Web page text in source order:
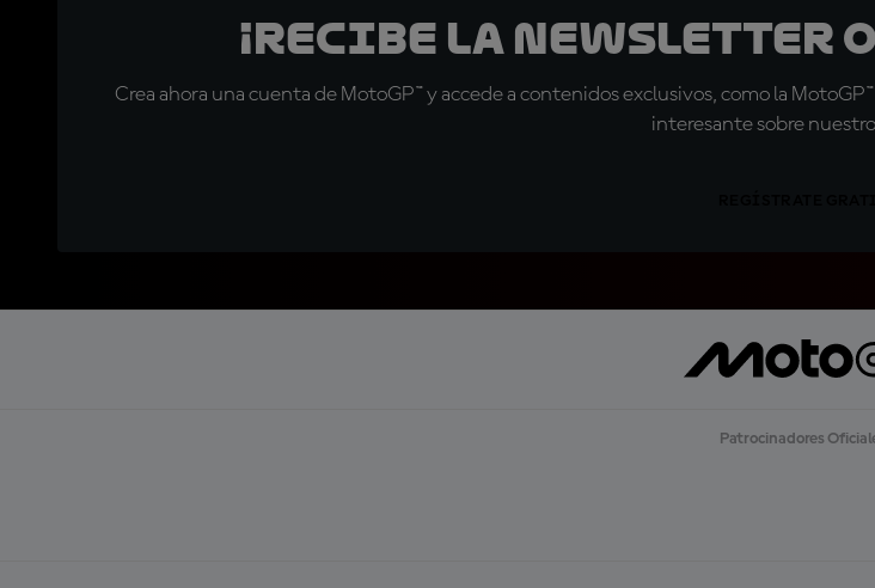
¡Recibe la Newsletter
Crea ahora una cuenta de MotoGP™ y accede a contenidos exclusivos, como la
interesante sobre
Patrocinadores